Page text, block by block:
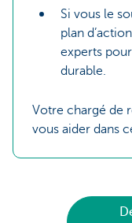
Si vous le
plan
experts
durable.
Votre chargé de
vous aider dans